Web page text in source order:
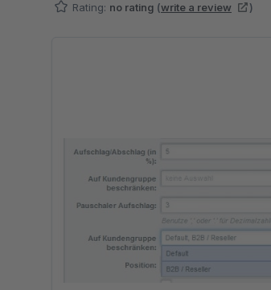
Rating: no rating (write a review )